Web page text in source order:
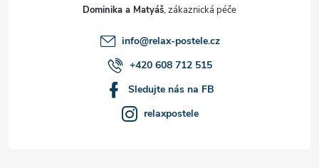
Dominika a Matyáš
info@relax-postele.cz
+420 608 712 515
Sledujte nás na FB
relaxpostele